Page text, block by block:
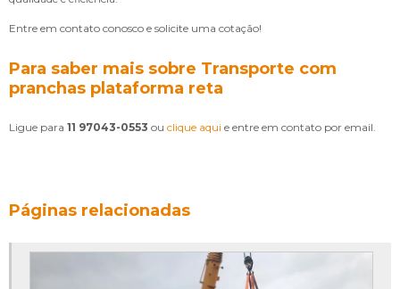
Entre em contato conosco e solicite uma cotação!
Para saber mais sobre Transporte com
pranchas plataforma reta
Ligue para 11 97043-0553 ou clique aqui e entre em contato por email.
Páginas relacionadas